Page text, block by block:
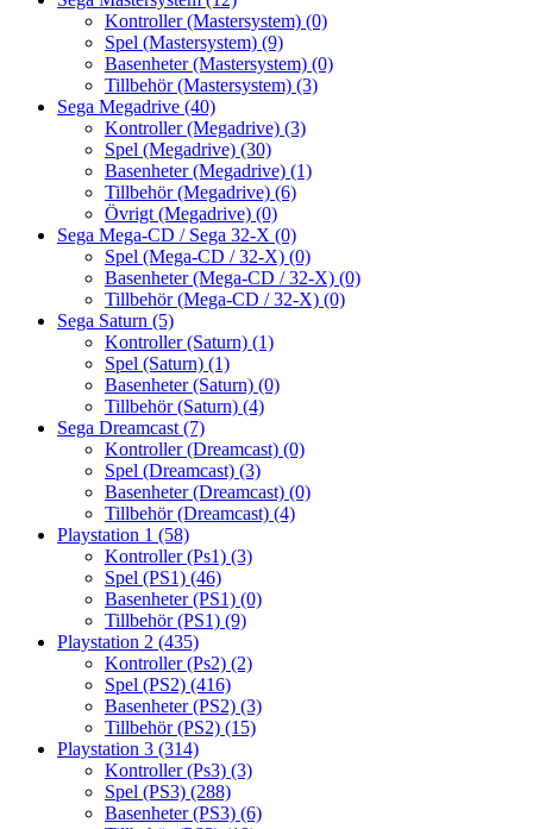
Kontroller (Mastersystem) (0)
Spel (Mastersystem) (9)
Basenheter (Mastersystem) (0)
Tillbehör (Mastersystem) (3)
Sega Megadrive (40)
Kontroller (Megadrive) (3)
Spel (Megadrive) (30)
Basenheter (Megadrive) (1)
Tillbehör (Megadrive) (6)
Övrigt (Megadrive) (0)
Sega Mega-CD / Sega 32-X (0)
Spel (Mega-CD / 32-X) (0)
Basenheter (Mega-CD / 32-X) (0)
Tillbehör (Mega-CD / 32-X) (0)
Sega Saturn (5)
Kontroller (Saturn) (1)
Spel (Saturn) (1)
Basenheter (Saturn) (0)
Tillbehör (Saturn) (4)
Sega Dreamcast (7)
Kontroller (Dreamcast) (0)
Spel (Dreamcast) (3)
Basenheter (Dreamcast) (0)
Tillbehör (Dreamcast) (4)
Playstation 1 (58)
Kontroller (Ps1) (3)
Spel (PS1) (46)
Basenheter (PS1) (0)
Tillbehör (PS1) (9)
Playstation 2 (435)
Kontroller (Ps2) (2)
Spel (PS2) (416)
Basenheter (PS2) (3)
Tillbehör (PS2) (15)
Playstation 3 (314)
Kontroller (Ps3) (3)
Spel (PS3) (288)
Basenheter (PS3) (6)